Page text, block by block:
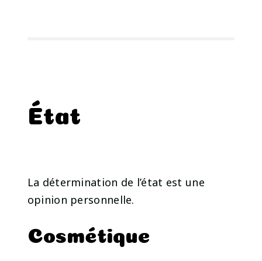
État
La détermination de l’état est une
opinion personnelle.
Cosmétique